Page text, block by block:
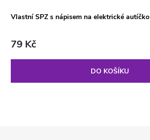
Vlastní SPZ s nápisem na elektrické autíčko
79 Kč
DO KOŠÍKU